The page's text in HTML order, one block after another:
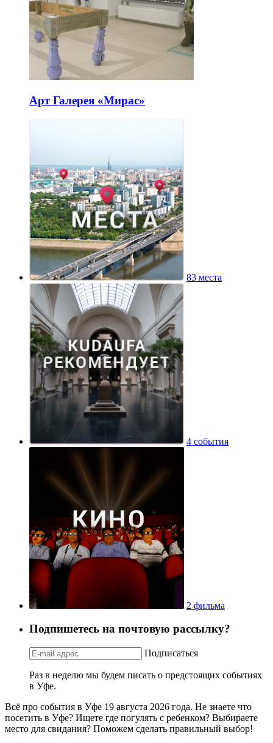
Арт Галерея «Мирас»
83 места
4 события
2 фильма
Подпишетесь на почтовую рассылку?
Подписаться
Раз в неделю мы будем писать о предстоящих событиях
в Уфе.
Всё про события в Уфе 19 августа 2026 года. Не знаете что
посетить в Уфе? Ищете где погулять с ребенком? Выбираете
место для свидания? Поможем сделать правильный выбор!